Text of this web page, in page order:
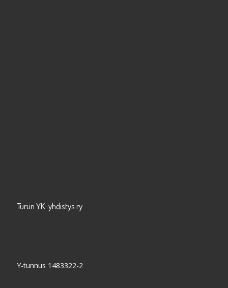
Turun YK-yhdistys ry
Y-tunnus 1483322-2